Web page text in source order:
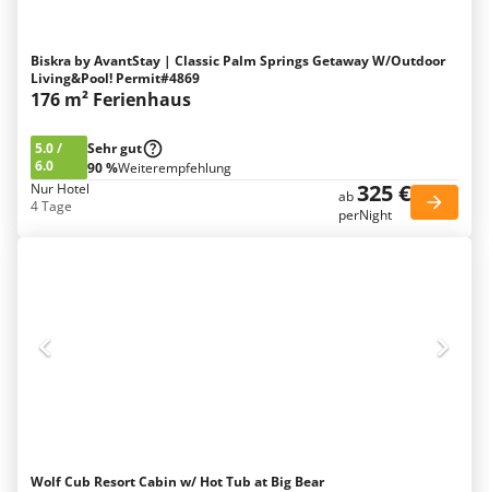
Biskra by AvantStay | Classic Palm Springs Getaway W/Outdoor
Living&Pool! Permit#4869
176 m² Ferienhaus
5.0/
6.0
Sehr gut
90 %Weiterempfehlung
Nur Hotel
4 Tage
ab325 €
perNight
Wolf Cub Resort Cabin w/ Hot Tub at Big Bear